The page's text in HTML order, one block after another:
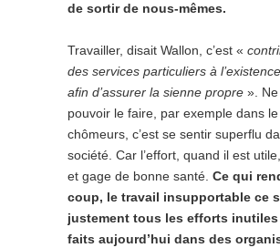
de sortir de nous-mêmes.
Travailler, disait Wallon, c’est «
des services particuliers à
afin d’assurer la sienne propre ».
pouvoir le faire, par exemple dans
chômeurs, c’est se sentir superflu
société. Car l’effort, quand il est
et gage de bonne santé. Ce qui
coup, le travail insupportable ce
justement tous les efforts
faits aujourd’hui dans des